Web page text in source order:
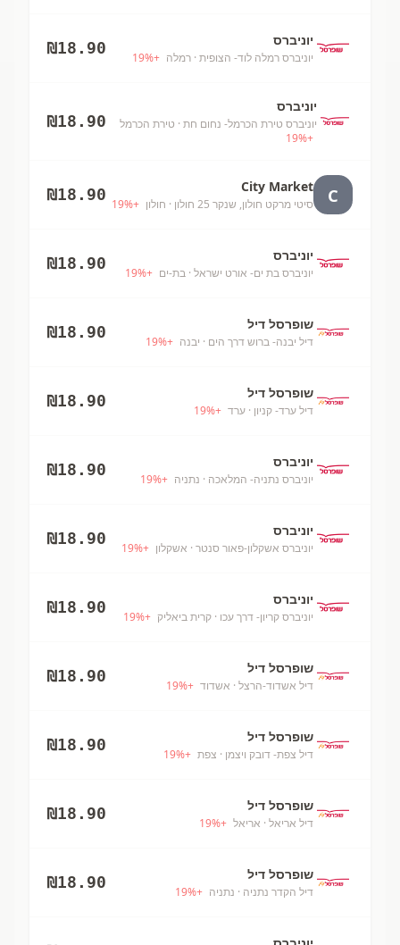
יוניברס
יוניברס רמלה לוד- הצופית · רמלה +
19%
₪18.90
יוניברס
יוניברס טירת הכרמל- נחום חת · טירת הכרמל
+
19%
₪18.90
C
City Market
סיטי מרקט חולון, שנקר 25 חולון · חולון +
19%
₪18.90
יוניברס
יוניברס בת ים- אורט ישראל · בת-ים +
19%
₪18.90
שופרסל דיל
דיל יבנה- ברוש דרך הים · יבנה +
19%
₪18.90
שופרסל דיל
דיל ערד- קניון · ערד +
19%
₪18.90
יוניברס
יוניברס נתניה- המלאכה · נתניה +
19%
₪18.90
יוניברס
יוניברס אשקלון-פאור סנטר · אשקלון +
19%
₪18.90
יוניברס
יוניברס קריון- דרך עכו · קרית ביאליק +
19%
₪18.90
שופרסל דיל
דיל אשדוד-הרצל · אשדוד +
19%
₪18.90
שופרסל דיל
דיל צפת- דובק ויצמן · צפת +
19%
₪18.90
שופרסל דיל
דיל אריאל · אריאל +
19%
₪18.90
שופרסל דיל
דיל הקדר נתניה · נתניה +
19%
₪18.90